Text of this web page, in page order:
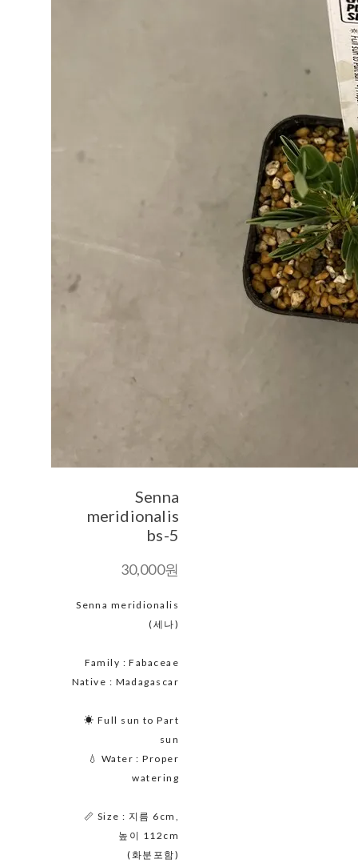
Senna
meridionalis
bs-5
30,000원
Senna meridionalis
(세나)
Family : Fabaceae
Native : Madagascar
☀ Full sun to Part
sun
💧 Water : Proper
watering
📏 Size : 지름 6cm,
높이 112cm
(화분포함)